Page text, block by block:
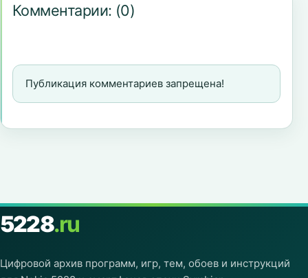
Комментарии: (0)
Публикация комментариев запрещена!
Цифровой архив программ, игр, тем, обоев и инструкций